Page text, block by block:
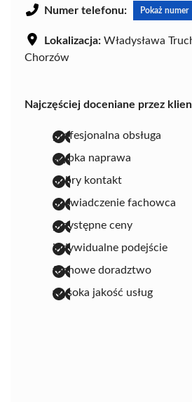
Numer telefonu: Pokaż numer
Lokalizacja: Władysława
Chorzów
Najczęściej doceniane przez
profesjonalna obsługa
szybka naprawa
dobry kontakt
doświadczenie fachowca
przystępne ceny
indywidualne podejście
fachowe doradztwo
wysoka jakość usług